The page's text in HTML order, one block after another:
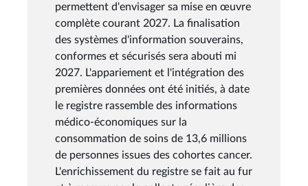
permettent d'envisager sa mise en œuvre
complète courant 2027. La finalisation
des systèmes d'information souverains,
conformes et sécurisés sera abouti mi
2027. L'appariement et l'intégration des
premières données ont été initiés, à date
le registre rassemble des informations
médico-économiques sur la
consommation de soins de 13,6 millions
de personnes issues des cohortes cancer.
L'enrichissement du registre se fait au fur